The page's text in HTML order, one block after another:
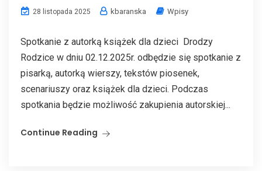
28 listopada 2025 kbaranska Wpisy
Spotkanie z autorką książek dla dzieci Drodzy
Rodzice w dniu 02.12.2025r. odbędzie się spotkanie z
pisarką, autorką wierszy, tekstów piosenek,
scenariuszy oraz książek dla dzieci. Podczas
spotkania będzie możliwość zakupienia autorskiej...
Continue Reading